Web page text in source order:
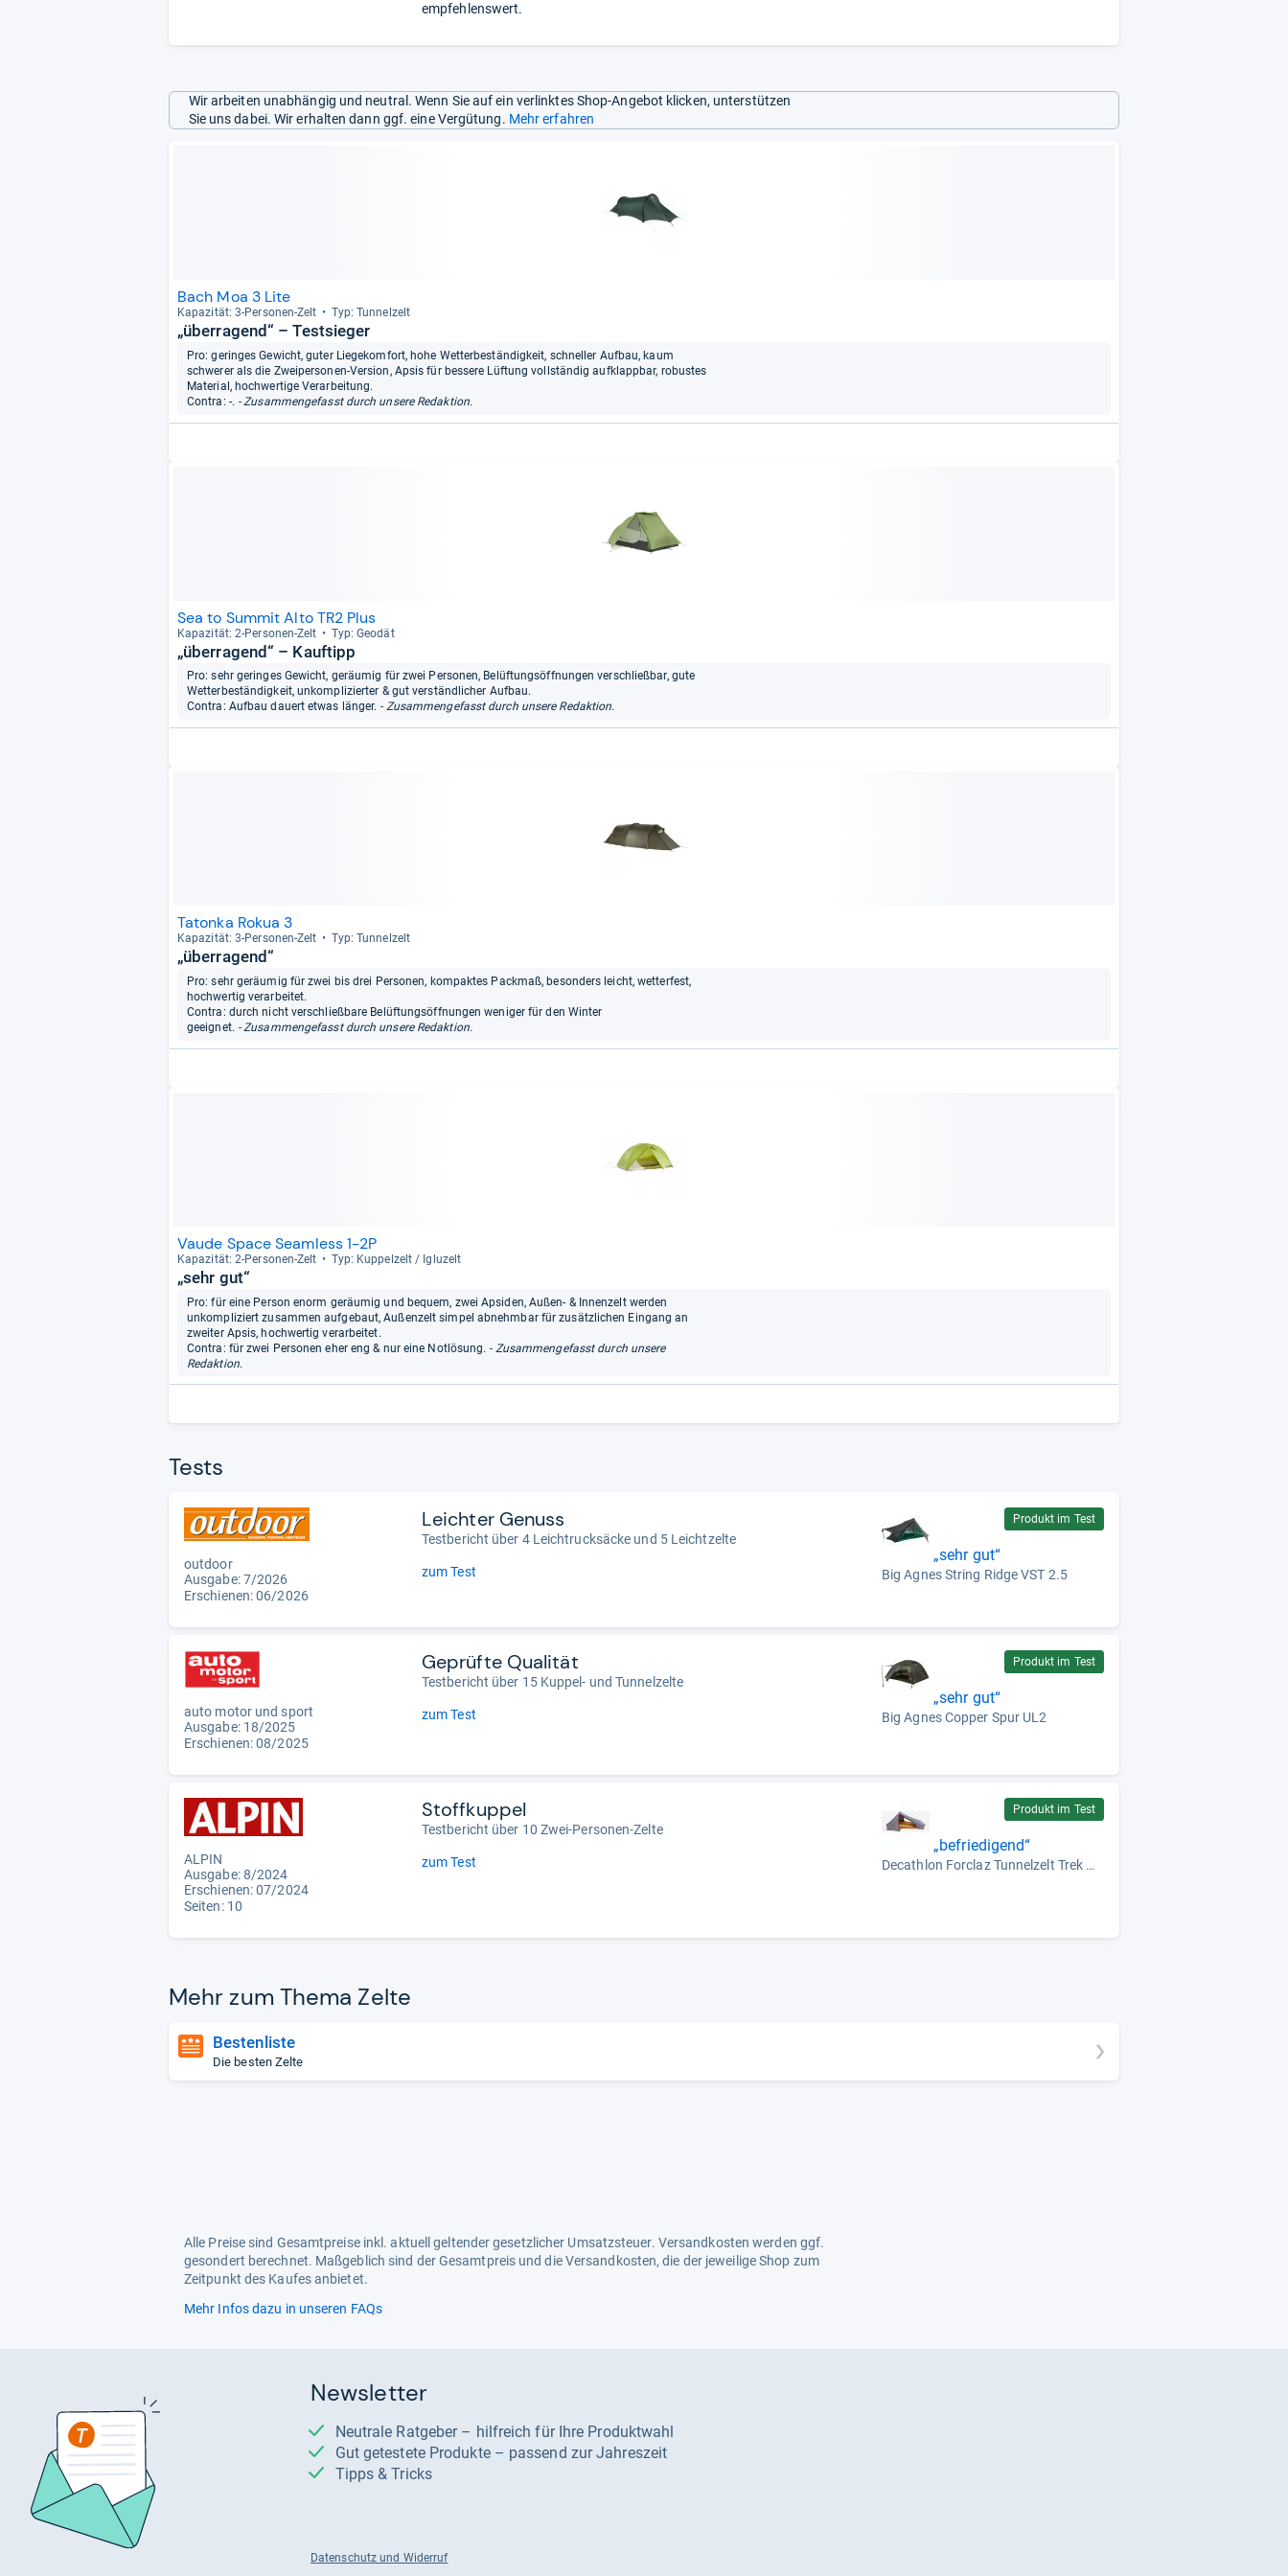
empfehlenswert.
Wir arbeiten unabhängig und neutral. Wenn Sie auf ein verlinktes Shop-Angebot klicken, unterstützen
Sie uns dabei. Wir erhalten dann ggf. eine Vergütung. Mehr erfahren
Bach Moa 3 Lite
Kapa­zi­tät: 3-​Per­so­nen-​Zelt Typ: Tun­nel­zelt
„überragend“ – Testsieger
Pro: geringes Gewicht, guter Liegekomfort, hohe Wetterbeständigkeit, schneller Aufbau, kaum
schwerer als die Zweipersonen-Version, Apsis für bessere Lüftung vollständig aufklappbar, robustes
Material, hochwertige Verarbeitung.
Contra: -. - Zusammengefasst durch unsere Redaktion.
Sea to Summit Alto TR2 Plus
Kapa­zi­tät: 2-​Per­so­nen-​Zelt Typ: Geo­dät
„überragend“ – Kauftipp
Pro: sehr geringes Gewicht, geräumig für zwei Personen, Belüftungsöffnungen verschließbar, gute
Wetterbeständigkeit, unkomplizierter & gut verständlicher Aufbau.
Contra: Aufbau dauert etwas länger. - Zusammengefasst durch unsere Redaktion.
Tatonka Rokua 3
Kapa­zi­tät: 3-​Per­so­nen-​Zelt Typ: Tun­nel­zelt
„überragend“
Pro: sehr geräumig für zwei bis drei Personen, kompaktes Packmaß, besonders leicht, wetterfest,
hochwertig verarbeitet.
Contra: durch nicht verschließbare Belüftungsöffnungen weniger für den Winter
geeignet. - Zusammengefasst durch unsere Redaktion.
Vaude Space Seamless 1-2P
Kapa­zi­tät: 2-​Per­so­nen-​Zelt Typ: Kup­pel­zelt / Iglu­zelt
„sehr gut“
Pro: für eine Person enorm geräumig und bequem, zwei Apsiden, Außen- & Innenzelt werden
unkompliziert zusammen aufgebaut, Außenzelt simpel abnehmbar für zusätzlichen Eingang an
zweiter Apsis, hochwertig verarbeitet.
Contra: für zwei Personen eher eng & nur eine Notlösung. - Zusammengefasst durch unsere
Redaktion.
Tests
outdoor
Ausgabe: 7/2026
Erschienen:06/2026
Leichter Genuss
Testbericht über 4 Leichtrucksäcke und 5 Leichtzelte
zum Test
Produkt im Test
„sehr gut“
Big Agnes String Ridge VST 2.5
auto motor und sport
Ausgabe: 18/2025
Erschienen: 08/2025
Geprüfte Qualität
Testbericht über 15 Kuppel- und Tunnelzelte
zum Test
Produkt im Test
„sehr gut“
Big Agnes Copper Spur UL2
ALPIN
Ausgabe: 8/2024
Erschienen: 07/2024
Seiten: 10
Stoffkuppel
Testbericht über 10 Zwei-Personen-Zelte
zum Test
Produkt im Test
„befriedigend“
Decathlon Forclaz Tunnelzelt Trek MT900 Ultralight
Mehr zum Thema Zelte
Bestenliste
Die besten Zelte
Alle Preise sind Gesamtpreise inkl. aktuell geltender gesetzlicher Umsatzsteuer. Versandkosten werden ggf.
gesondert berechnet. Maßgeblich sind der Gesamtpreis und die Versandkosten, die der jeweilige Shop zum
Zeitpunkt des Kaufes anbietet.
Mehr Infos dazu in unseren FAQs
Newsletter
Neutrale Ratgeber – hilfreich für Ihre Produktwahl
Gut getestete Produkte – passend zur Jahreszeit
Tipps & Tricks
Datenschutz und Widerruf